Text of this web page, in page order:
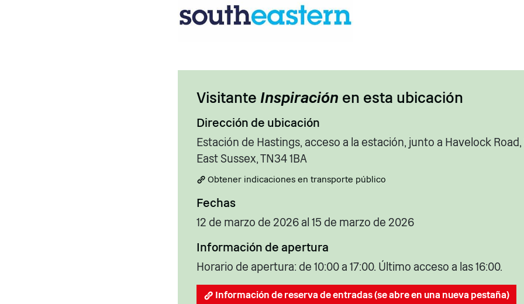
Visitante Inspiración en esta ubicación
Dirección de ubicación
Estación de Hastings, acceso a la estación, junto a Havelock
East Sussex, TN34 1BA
Obtener indicaciones en transporte público
Fechas
12 de marzo de 2026 al 15 de marzo de 2026
Información de apertura
Horario de apertura: de 10:00 a 17:00. Último acceso a las 16:00.
Información de reserva de entradas (se abre en una nueva pestaña)